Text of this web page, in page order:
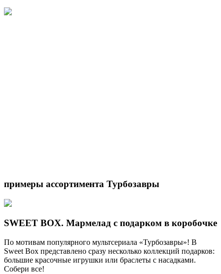
примеры ассортимента Турбозавры
SWEET BOX. Мармелад с подарком в коробочке
По мотивам популярного мультсериала «Турбозавры»! В
Sweet Box представлено сразу несколько коллекций подарков:
большие красочные игрушки или браслеты с насадками.
Собери все!